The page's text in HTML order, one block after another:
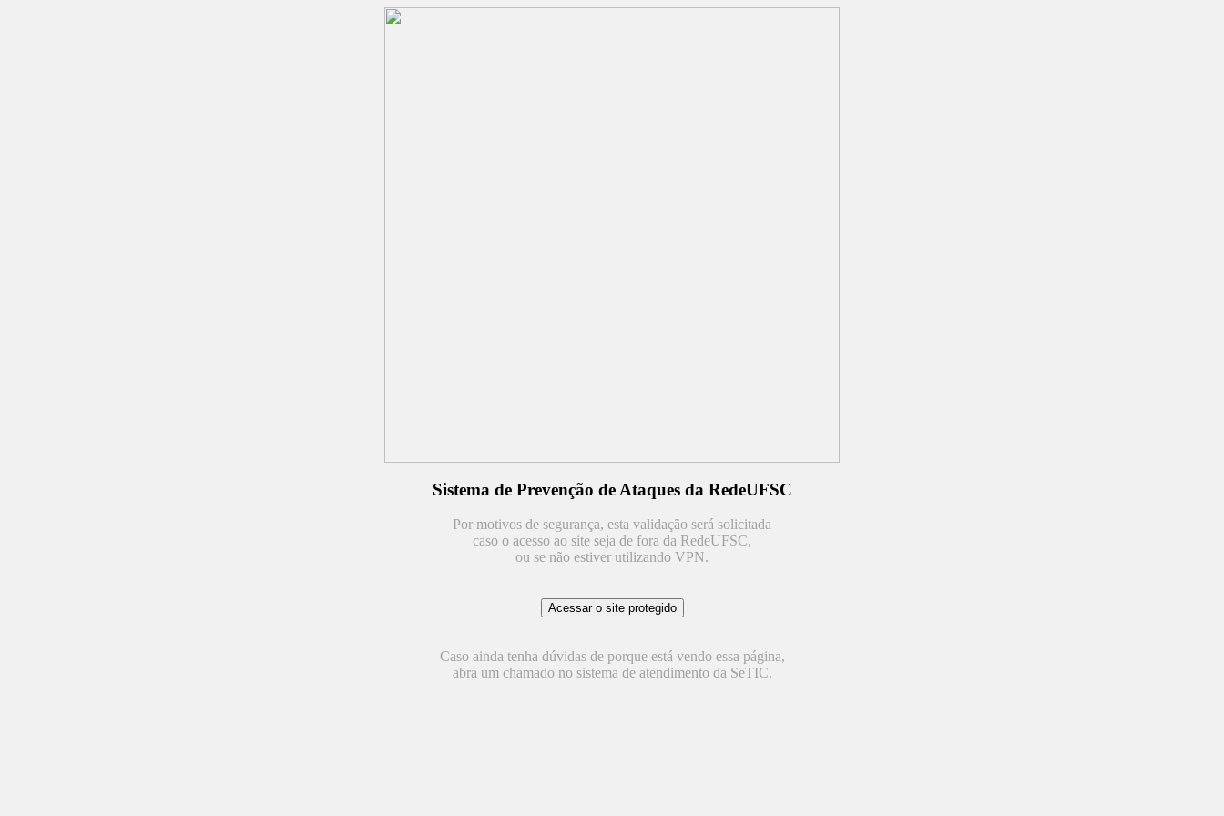
Sistema de Prevenção de Ataques da RedeUFSC
Por motivos de segurança, esta validação será solicitada
caso o acesso ao site seja de fora da RedeUFSC,
ou se não estiver utilizando VPN.
Caso ainda tenha dúvidas de porque está vendo essa página,
abra um chamado no sistema de atendimento da SeTIC.